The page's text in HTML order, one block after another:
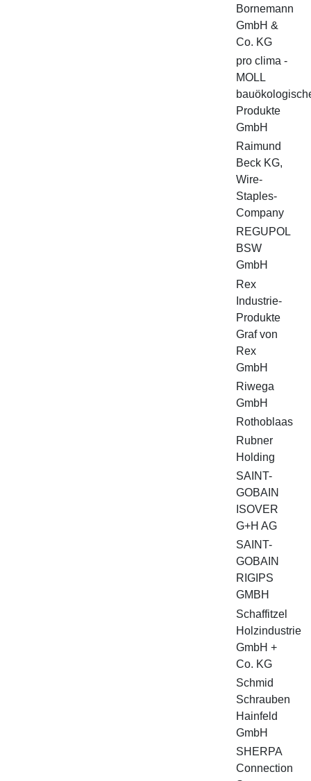
Bornemann
GmbH &
Co. KG
pro clima -
MOLL
Produkte
GmbH
Raimund
Beck KG,
Wire-
Staples-
Company
REGUPOL
BSW
GmbH
Rex
Industrie-
Produkte
Graf von
Rex
GmbH
Riwega
GmbH
Rothoblaas
Rubner
Holding
SAINT-
GOBAIN
ISOVER
G+H AG
SAINT-
GOBAIN
RIGIPS
GMBH
Schaffitzel
Holzindustrie
GmbH +
Co. KG
Schmid
Schrauben
Hainfeld
GmbH
SHERPA
Connection